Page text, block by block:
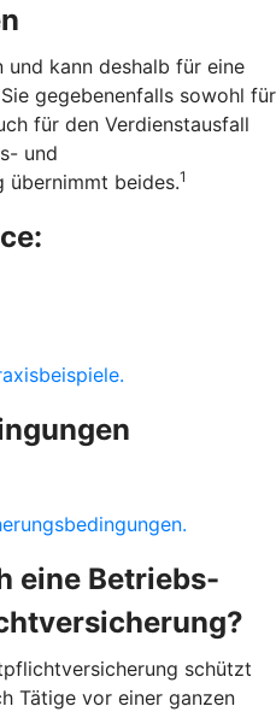
und kann deshalb für eine
gegebenenfalls sowohl für
für den Verdienstausfall
und
übernimmt beides.1
eine Betriebs-
schützt
Tätige vor einer ganzen